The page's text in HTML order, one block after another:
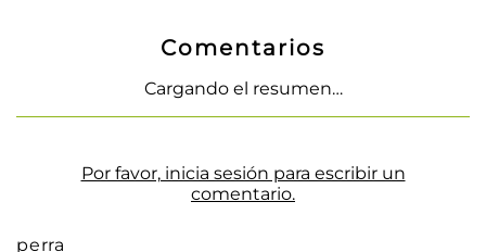
Comentarios
Cargando el resumen…
Por favor, inicia sesión para escribir un
comentario.
perra